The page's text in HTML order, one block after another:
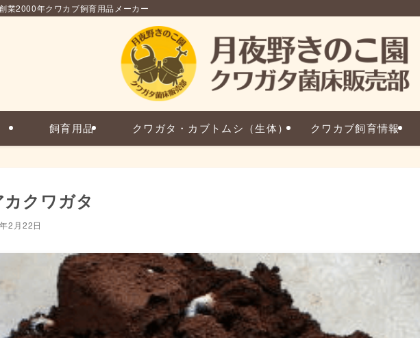
業2000年クワカブ飼育用品メーカー
飼育用品 クワガタ・カブトムシ（生体） クワカブ飼育情報
クワガタ
2月22日